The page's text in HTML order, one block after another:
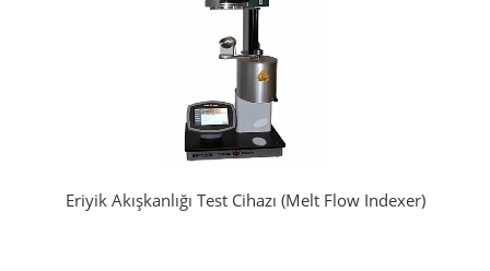
Eriyik Akışkanlığı Test Cihazı (Melt Flow Indexer)